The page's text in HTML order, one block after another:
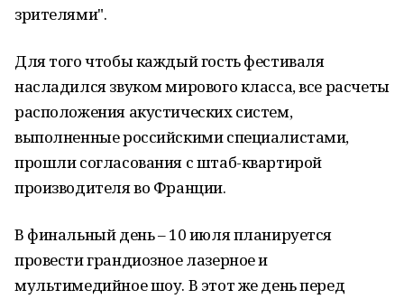
зрителями".
Для того чтобы каждый гость фестиваля
насладился звуком мирового класса, все расчеты
расположения акустических систем,
выполненные российскими специалистами,
прошли согласования с штаб-квартирой
производителя во Франции.
В финальный день – 10 июля планируется
провести грандиозное лазерное и
мультимедийное шоу. В этот же день перед